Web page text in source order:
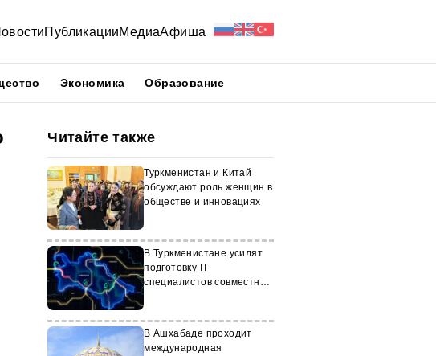
ПубликацииМедиаАфиша
Экономика Образование
Читайте также
Туркменистан и Китай
обсуждают роль женщин в
обществе и инновациях
В Туркменистане усилят
подготовку IT-
специалистов совместно с
В Ашхабаде проходит
международная